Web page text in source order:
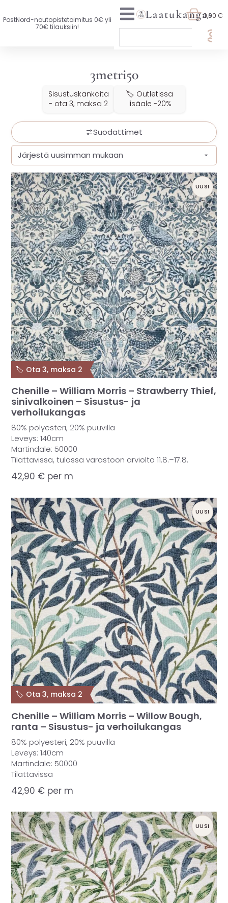
PostNord-noutopistetoimitus 0€ yli
70€ tilauksiin!
UUTTA VALIKOIMASSA
KAIKKI KANKAAT
VAATETUSKANKAAT
SISUSTUSKANKAAT
YLEISKANKAAT
LISENSOIDUT KANKAAT
KANKAAT A-Ö
MUUT
🔖 OUTLET
OHJEITA
USEIN KYSYTTYÄ
OTA YHTEYTTÄ
Laatukangas0,00 €
3metri50
Sisustuskankaita
- ota 3, maksa 2
🏷️ Outletissa
lisäale -20%
Suodattimet
Chenille – William Morris – Strawberry Thief,
sinivalkoinen – Sisustus- ja
verhoilukangas
80% polyesteri, 20% puuvilla
Leveys: 140cm
Martindale: 50000
Tilattavissa, tulossa varastoon arviolta 11.8.–17.8.
42,90 € per m
UUSI
🏷️ Ota 3, maksa 2
Chenille – William Morris – Willow Bough,
ranta – Sisustus- ja verhoilukangas
80% polyesteri, 20% puuvilla
Leveys: 140cm
Martindale: 50000
Tilattavissa
42,90 € per m
UUSI
🏷️ Ota 3, maksa 2
UUSI